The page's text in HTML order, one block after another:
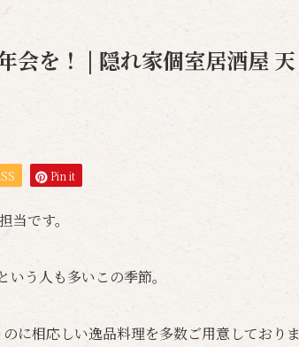
会を！ | 隠れ家個室居酒屋 天
Pin it
当です。
う人も多いこの季節。
に相応しい逸品料理を多数ご用意しておりま